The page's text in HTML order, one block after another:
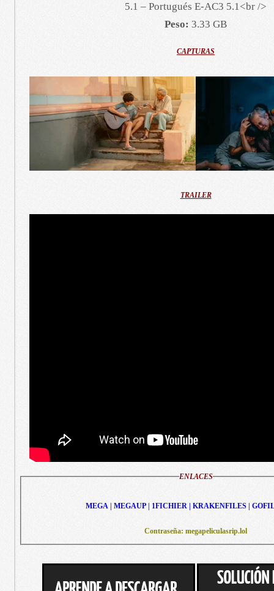
5.1 – Portugués E-AC3 5.1<br />
Peso: 3.33 GB
CAPTURAS
TRAILER
ENLACES
MEGA | MEGAUP | 1FICHIER | KRAKENFILES |
Contraseña: megapeliculasrip.lol